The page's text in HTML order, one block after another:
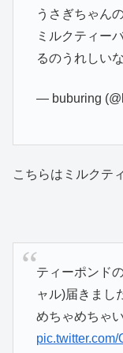
うさぎちゃん
ミルクティー
るのうれしいな
— buburing
こちらはミルクテ
ティーポンド
ャル)届きまし
めちゃめちゃ
pic.twitter.com/